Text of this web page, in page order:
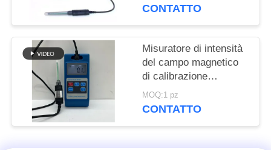
CONTATTO
Misuratore di intensità
del campo magnetico
di calibrazione
automatica da 3000mt
Magnetometro Tesla
MOQ:1 pz
CONTATTO